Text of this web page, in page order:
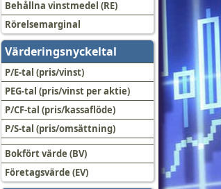
Behållna vinstmedel (RE)
Rörelsemarginal
Värderingsnyckeltal
P/E-tal (pris/vinst)
PEG-tal (pris/vinst per aktie)
P/CF-tal (pris/kassaflöde)
P/S-tal (pris/omsättning)
Bokfört värde (BV)
Företagsvärde (EV)